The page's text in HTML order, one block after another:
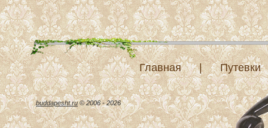
Главная | Путевки
buddapesht.ru© 2006 - 2026